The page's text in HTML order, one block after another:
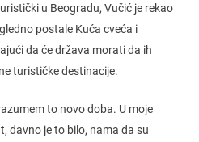
u Beogradu, Vučić je rekao
postale Kuća cveća i
da će država morati da ih
turističke destinacije.
to novo doba. U moje
davno je to bilo, nama da su